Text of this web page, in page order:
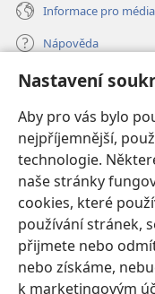
Nastavení
Aby pro vás bylo
nejpříjemnější,
technologie.
naše stránky
cookies, které
používání stránek,
přijmete nebo
nebo získáme,
k marketingovým
Informace pro
Nápověda
Dary
nové
okno) ONLINE
(otevřeno
nové
okno)JW Hub®
(otevřeno
nové
okno)JW Library
Watchtower Library